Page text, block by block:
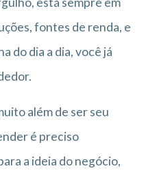
fontes de renda, e
do dia a dia, você já
além de ser seu
é preciso
a ideia do negócio,